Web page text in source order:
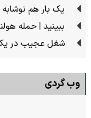
یک بار هم نوشابه
ببینید | حمله هولناک ۹۰۰ مار کبرای قاتل به
شغل عجیب در
وب گردی